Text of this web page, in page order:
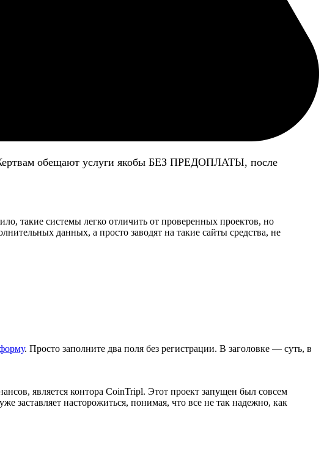
обещают услуги якобы БЕЗ ПРЕДОПЛАТЫ, после
такие системы легко отличить от проверенных проектов, но
данных, а просто заводят на такие сайты средства, не
. Просто заполните два поля без регистрации. В заголовке — суть, в
является контора CoinTripl. Этот проект запущен был совсем
заставляет насторожиться, понимая, что все не так надежно, как